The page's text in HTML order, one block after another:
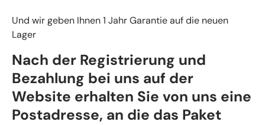
Und wir geben Ihnen 1 Jahr Garantie auf die neuen
Lager
Nach der Registrierung und
Bezahlung bei uns auf der
Website erhalten Sie von uns eine
Postadresse, an die das Paket